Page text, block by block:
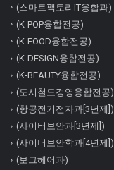
(스마트팩토리IT융합과)
(K-POP융합전공)
(K-FOOD융합전공)
(K-DESIGN융합전공)
(K-BEAUTY융합전공)
(도시철도경영융합전공)
(항공전기전자과[3년제])
(사이버보안과[3년제])
(사이버보안학과[4년제])
(보그헤어과)